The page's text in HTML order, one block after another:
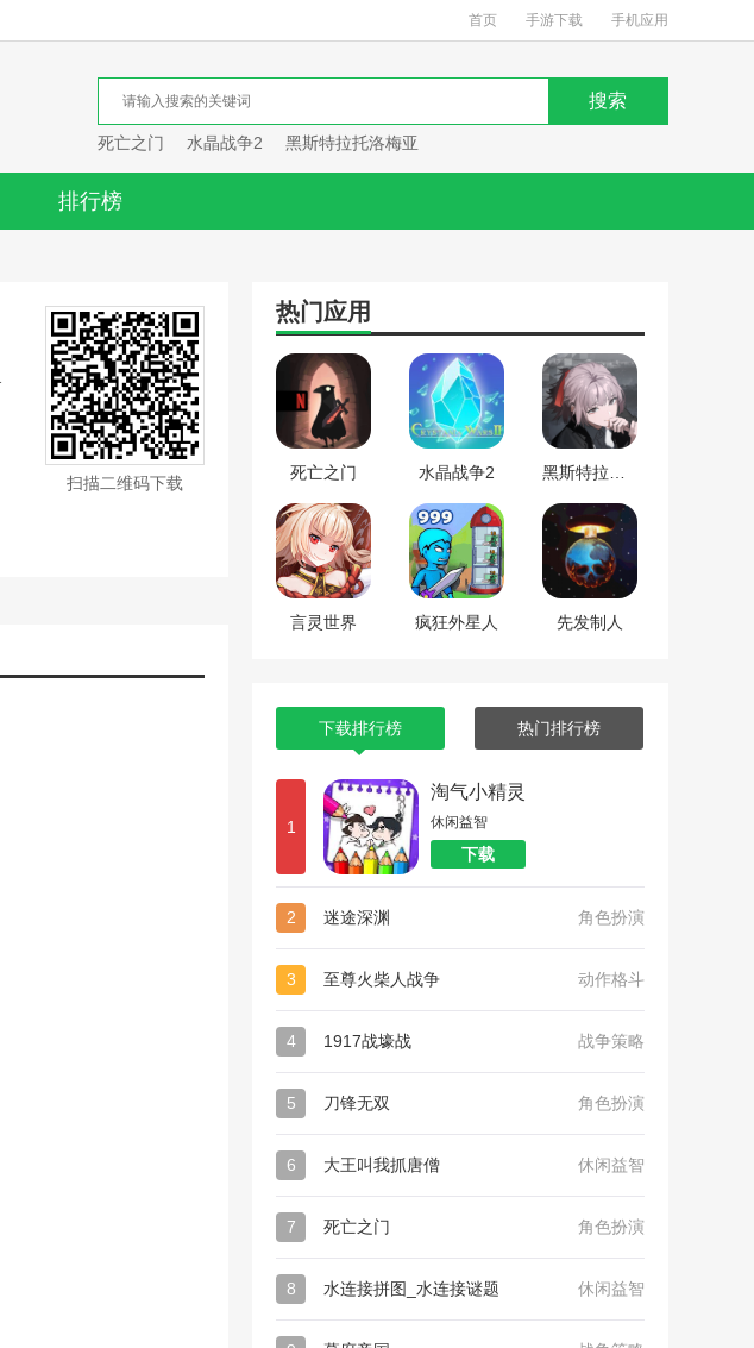
首页 手游下载 手机应用
死亡之门 水晶战争2 黑斯特拉托洛梅亚
排行榜
扫描二维码下载
热门应用
死亡之门 水晶战争2
言灵世界 疯狂外星人 先发制人
下载排行榜 热门排行榜
1
淘气小精灵
休闲益智
下载
2 迷途深渊 角色扮演
3 至尊火柴人战争 动作格斗
4 1917战壕战 战争策略
5 刀锋无双 角色扮演
6 大王叫我抓唐僧 休闲益智
7 死亡之门 角色扮演
8 水连接拼图_水连接谜题 休闲益智